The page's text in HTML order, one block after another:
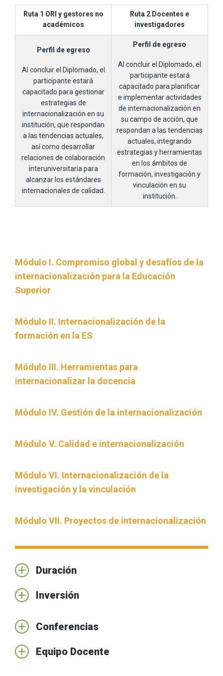
Ruta 1 ORI y gestores no
académicos
Ruta 2 Docentes e
investigadores
Perfil de egreso
Al concluir el Diplomado, el
participante estará
capacitado para gestionar
estrategias de
internacionalización en su
institución, que respondan
a las tendencias actuales,
así como desarrollar
relaciones de colaboración
interuniversitaria para
alcanzar los estándares
internacionales de calidad.
Perfil de egreso
Al concluir el Diplomado, el
participante estará
capacitado para planificar
e implementar actividades
de internacionalización en
su campo de acción, que
respondan a las tendencias
actuales, integrando
estrategias y herramientas
en los ámbitos de
formación, investigación y
vinculación en su
institución.
Módulo I. Compromiso global y desafíos de la
internacionalización para la Educación
Superior
Módulo II. Internacionalización de la
formación en la ES
Módulo III. Herramientas para
internacionalizar la docencia
Módulo IV. Gestión de la internacionalización
Módulo V. Calidad e internacionalización
Módulo VI. Internacionalización de la
investigación y la vinculación
Módulo VII. Proyectos de internacionalización
Duración
Inversión
Conferencias
Equipo Docente